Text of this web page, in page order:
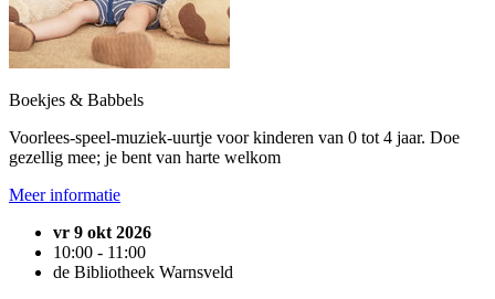
Boekjes & Babbels
Voorlees-speel-muziek-uurtje voor kinderen van 0 tot 4 jaar. Doe
gezellig mee; je bent van harte welkom
Meer informatie
vr 9 okt 2026
10:00 - 11:00
de Bibliotheek Warnsveld